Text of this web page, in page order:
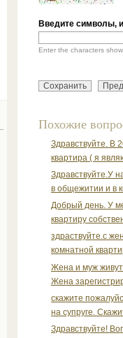
Введите символы,
Enter the characters
Похожие
Здравствуйте. В
квартира ( я
Здравствуйте.У
в общежитии и в
Добрый день. У
квартиру
здраствуйте.с
комнатной
Жена и муж живут
Жена
скажите
на супруге.
Здравствуйте!